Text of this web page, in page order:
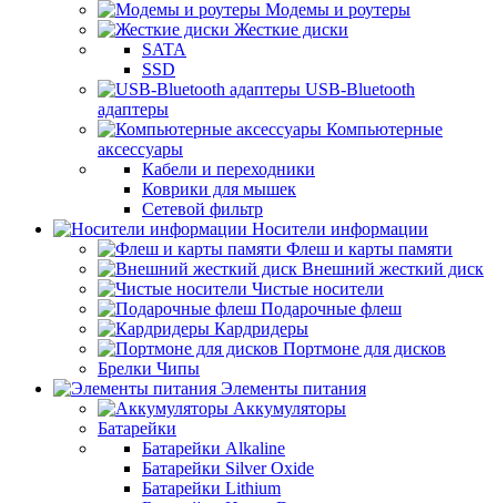
Модемы и роутеры
Жесткие диски
SATA
SSD
USB-Bluetooth
адаптеры
Компьютерные
аксессуары
Кабели и переходники
Коврики для мышек
Сетевой фильтр
Носители информации
Флеш и карты памяти
Внешний жесткий диск
Чистые носители
Подарочные флеш
Кардридеры
Портмоне для дисков
Брелки Чипы
Элементы питания
Аккумуляторы
Батарейки
Батарейки Alkaline
Батарейки Silver Oxide
Батарейки Lithium